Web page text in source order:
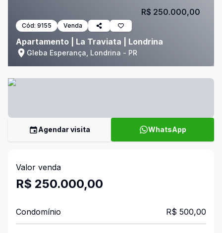
Cód: 9155 Venda
Apartamento | La Traviata | Londrina
Gleba Esperança, Londrina - PR
R$ 250.000,00
Agendar visita WhatsApp
Valor venda
R$ 250.000,00
Condomínio R$ 500,00